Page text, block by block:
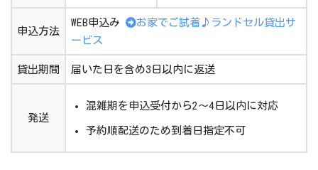
申込方法
WEB申込み
お家でご試着♪ランドセル貸出サ
ービス
貸出期間 届いた日を含め3日以内に返送
発送
混雑期を申込受付から2～4日以内に対応
予約順配送のため到着日指定不可